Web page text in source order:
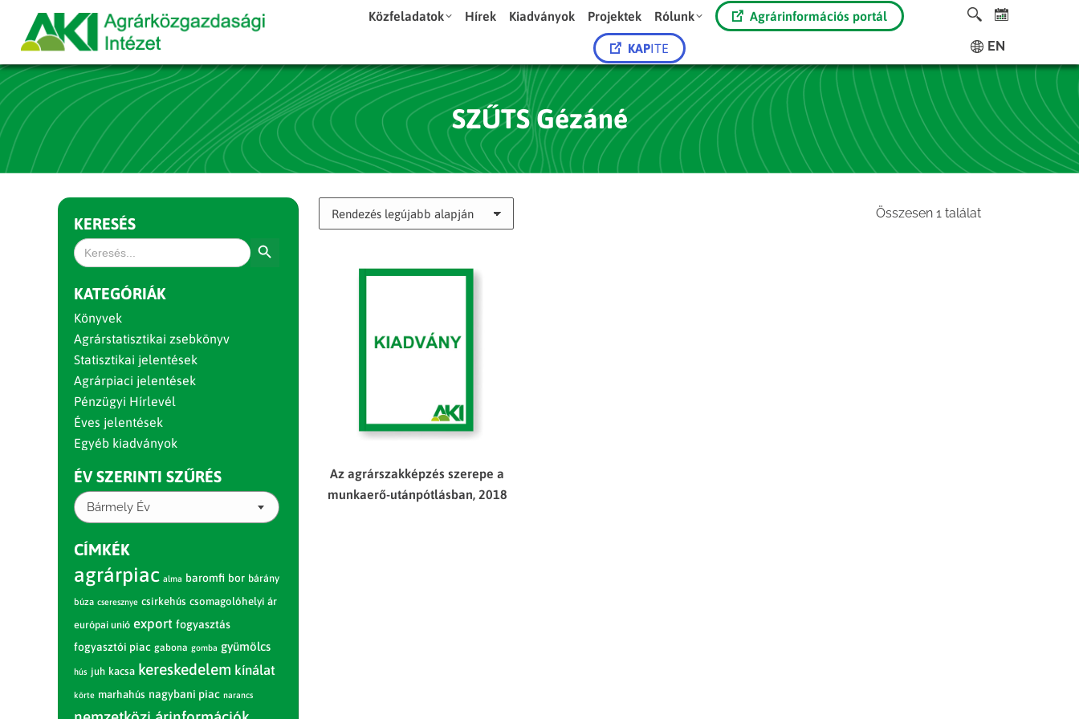
Közfeladatok Hírek Kiadványok Projektek Rólunk Agrárinformációs portál
KAPITE EN
SZŰTS Gézáné
Összesen 1 találat
Az agrárszakképzés szerepe a
munkaerő-utánpótlásban, 2018
KERESÉS
Search
for:
KATEGÓRIÁK
Könyvek
Agrárstatisztikai zsebkönyv
Statisztikai jelentések
Agrárpiaci jelentések
Pénzügyi Hírlevél
Éves jelentések
Egyéb kiadványok
ÉV SZERINTI SZŰRÉS
Bármely Év
CÍMKÉK
agrárpiac alma baromfi bor bárány
búza cseresznye csirkehús csomagolóhelyi ár
európai unió export fogyasztás
fogyasztói piac gabona gomba gyümölcs
hús juh kacsa kereskedelem kínálat
körte marhahús nagybani piac narancs